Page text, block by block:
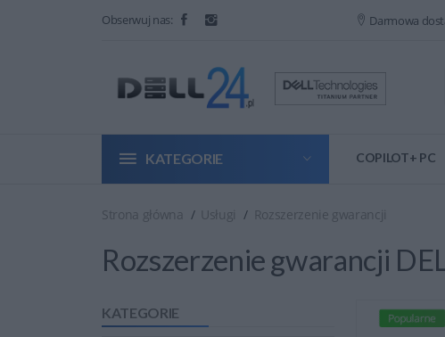
Obserwuj nas: Darmowa
KATEGORIE COPILOT+ PC
Strona główna Usługi Rozszerzenie gwarancji
Rozszerzenie gwarancji
KATEGORIE Popularne